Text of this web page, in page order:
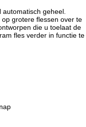
geheel.
grotere flessen over te
die u toelaat de
fles verder in functie te